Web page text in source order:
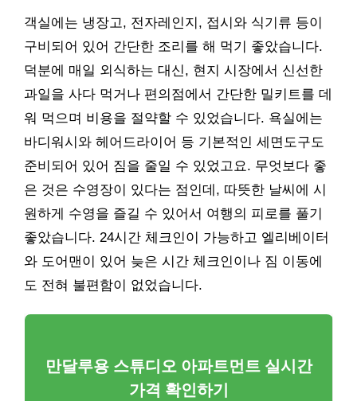
객실에는 냉장고, 전자레인지, 접시와 식기류 등이
구비되어 있어 간단한 조리를 해 먹기 좋았습니다.
덕분에 매일 외식하는 대신, 현지 시장에서 신선한
과일을 사다 먹거나 편의점에서 간단한 밀키트를 데
워 먹으며 비용을 절약할 수 있었습니다. 욕실에는
바디워시와 헤어드라이어 등 기본적인 세면도구도
준비되어 있어 짐을 줄일 수 있었고요. 무엇보다 좋
은 것은 수영장이 있다는 점인데, 따뜻한 날씨에 시
원하게 수영을 즐길 수 있어서 여행의 피로를 풀기
좋았습니다. 24시간 체크인이 가능하고 엘리베이터
와 도어맨이 있어 늦은 시간 체크인이나 짐 이동에
도 전혀 불편함이 없었습니다.
만달루용 스튜디오 아파트먼트 실시간
가격 확인하기